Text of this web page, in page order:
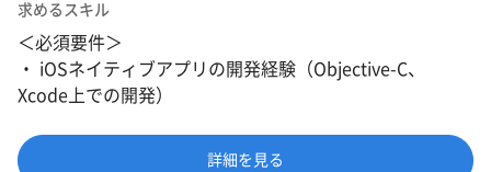
求めるスキル
＜必須要件＞
・ iOSネイティブアプリの開発経験（Objective-C、
Xcode上での開発）
詳細を見る